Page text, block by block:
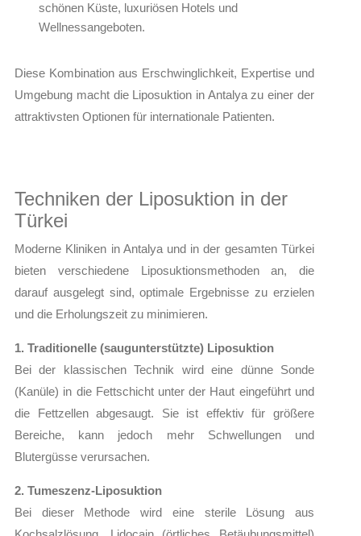
schönen Küste, luxuriösen Hotels und
Wellnessangeboten.
Diese Kombination aus Erschwinglichkeit, Expertise und
Umgebung macht die Liposuktion in Antalya zu einer der
attraktivsten Optionen für internationale Patienten.
Techniken der Liposuktion in der
Türkei
Moderne Kliniken in Antalya und in der gesamten Türkei
bieten verschiedene Liposuktionsmethoden an, die
darauf ausgelegt sind, optimale Ergebnisse zu erzielen
und die Erholungszeit zu minimieren.
1. Traditionelle (saugunterstützte) Liposuktion
Bei der klassischen Technik wird eine dünne Sonde
(Kanüle) in die Fettschicht unter der Haut eingeführt und
die Fettzellen abgesaugt. Sie ist effektiv für größere
Bereiche, kann jedoch mehr Schwellungen und
Blutergüsse verursachen.
2. Tumeszenz-Liposuktion
Bei dieser Methode wird eine sterile Lösung aus